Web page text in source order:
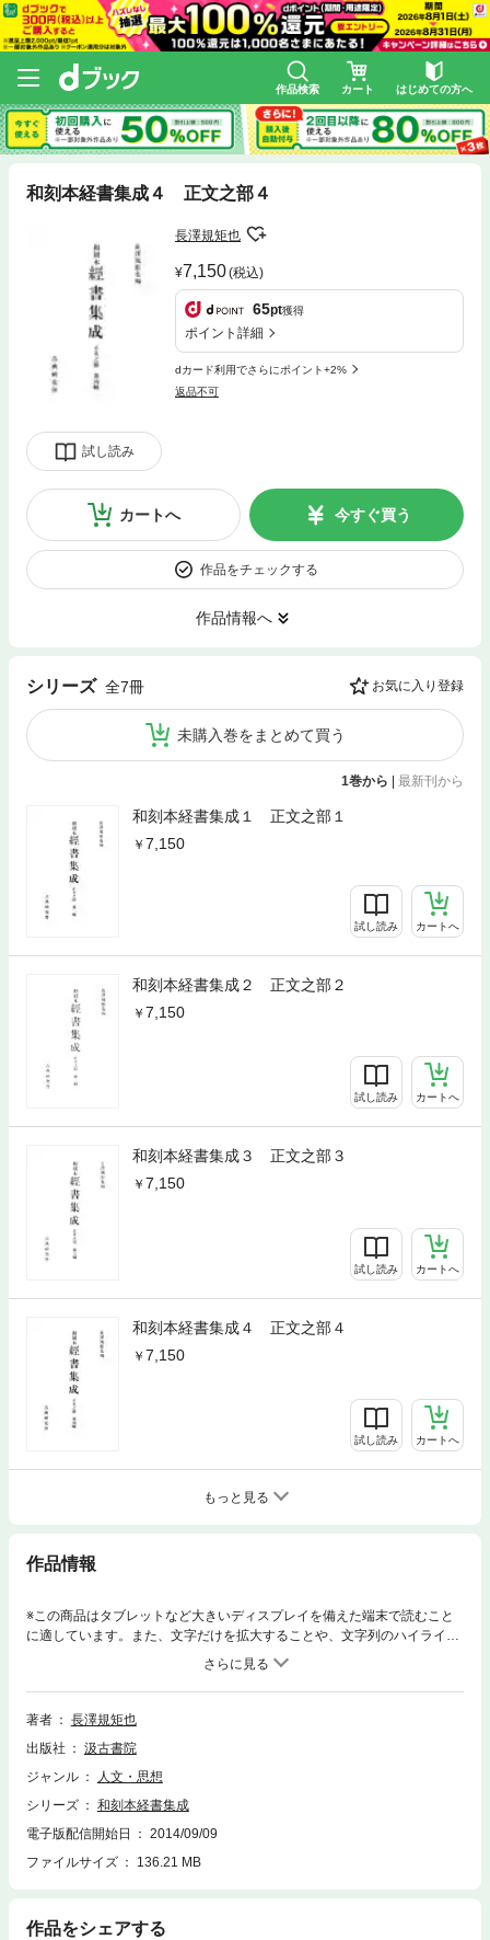
作品検索 カート はじめての方へ
和刻本経書集成４ 正文之部４
試し読み
長澤規矩也
7,150(税込)
65pt獲得
ポイント詳細
dカード利用でさらにポイント+2%
返品不可
カートへ 今すぐ買う
作品をチェックする
作品情報へ
シリーズ 全7冊 お気に入り登録
未購入巻をまとめて買う
1巻から 最新刊から
和刻本経書集成１ 正文之部１
7,150
試し読み カートへ
和刻本経書集成２ 正文之部２
7,150
試し読み カートへ
和刻本経書集成３ 正文之部３
7,150
試し読み カートへ
和刻本経書集成４ 正文之部４
7,150
試し読み カートへ
もっと見る
作品情報
※この商品はタブレットなど大きいディスプレイを備えた端末で読むこと
に適しています。また、文字だけを拡大することや、文字列のハイライ
ト、検索、辞書の参照、引用などの機能が使用できません。東洋思想の中
心として位置してきた儒教の経典、四書五経の読み易い訓点本をあつめ、
第一期として正文之部（白文に訓点を加えたもの）古注之部を精密に影印
刊行。正文之部は本文のみの訓点本、古注之部は古注本の訓点本。
著者
長澤規矩也
出版社
汲古書院
ジャンル
人文・思想
シリーズ
和刻本経書集成
電子版配信開始日
2014/09/09
ファイルサイズ
136.21 MB
作品をシェアする